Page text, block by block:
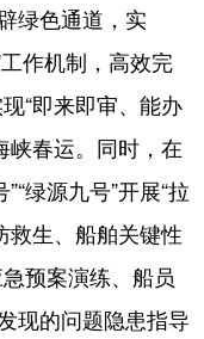
绿色通道，实
作机制，高效完
“即来即审、能办
峡春运。同时，在
绿源九号”开展“拉
救生、船舶关键性
预案演练、船员
现的问题隐患指导